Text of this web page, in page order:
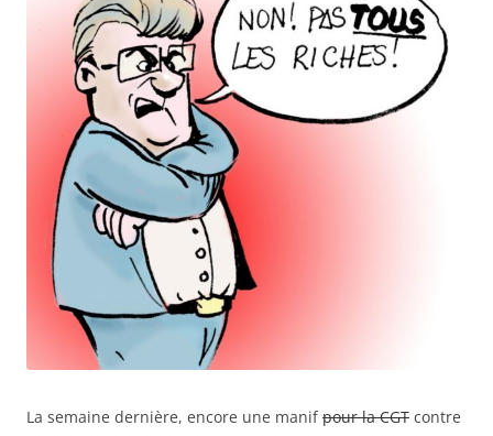
La semaine dernière, encore une manifpour la CGT contre